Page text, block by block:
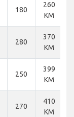
180
260
KM
280
370
KM
250
399
KM
270
410
KM